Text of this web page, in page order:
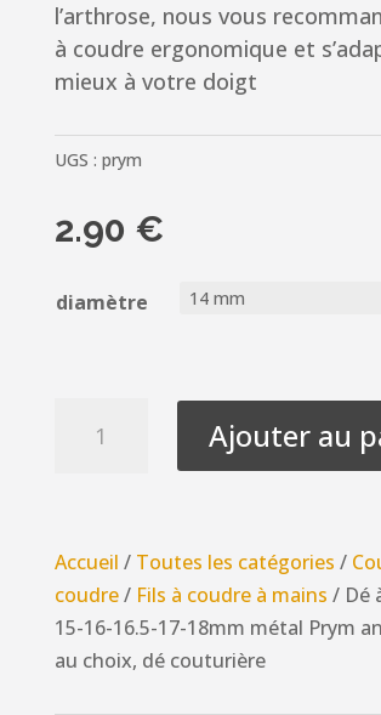
l’arthrose, nous vous
à coudre ergonomique et
mieux à votre doigt
UGS : prym
2.90 €
diamètre
14-
15-
16-
16.5-
17-
Ajouter au
Accueil / Toutes les catégories /
coudre/ Fils à coudre à mains / Dé
15-16-16.5-17-18mm métal Prym
au choix, dé couturière